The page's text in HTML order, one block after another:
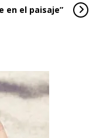
en el paisaje”